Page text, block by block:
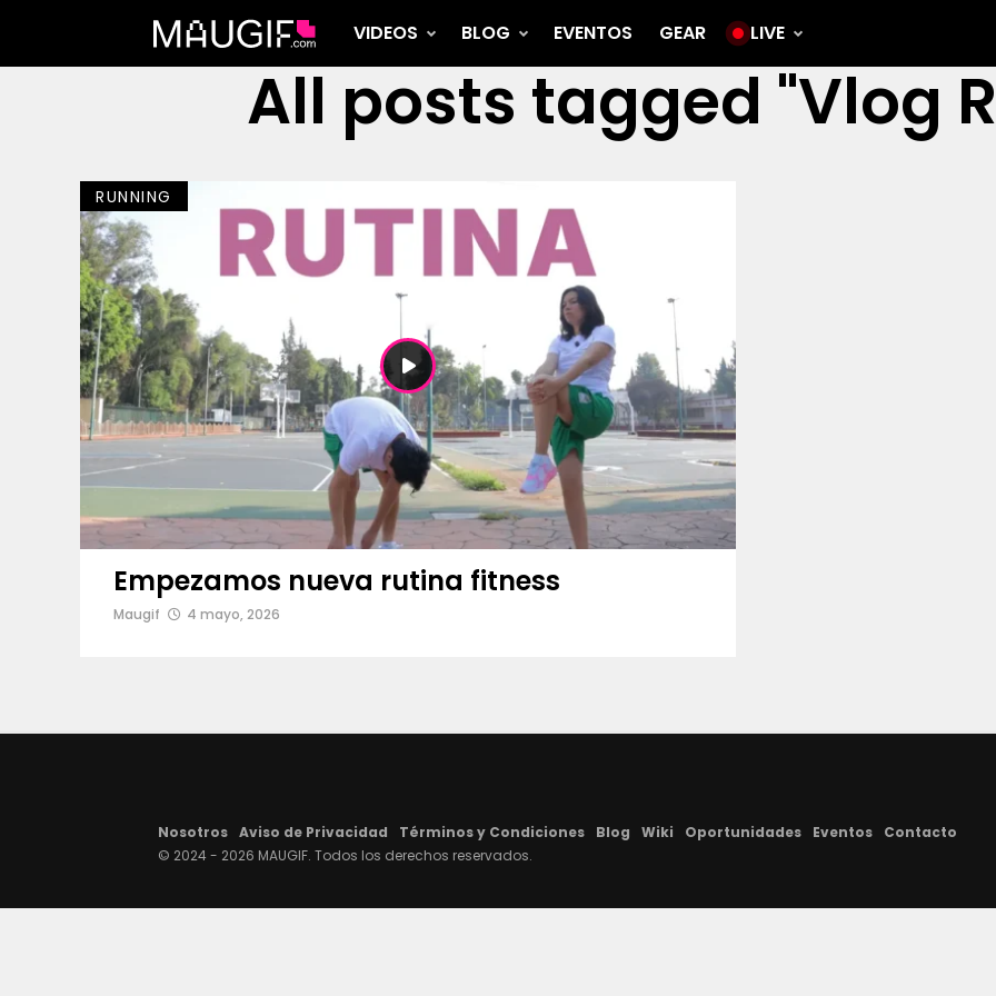
VIDEOS BLOG EVENTOS GEAR LIVE
All posts tagged "Vlog
RUNNING
Empezamos nueva rutina fitness
Maugif 4 mayo, 2026
Nosotros Aviso de Privacidad Términos y Condiciones Blog Wiki Oportunidades Eventos
Contacto
© 2024 - 2026 MAUGIF. Todos los derechos reservados.